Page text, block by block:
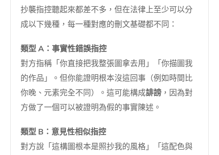
抄襲指控聽起來都差不多，但在法律上至少可以分
成以下幾種，每一種對應的刪文基礎都不同：
類型 A：事實性錯誤指控
對方指稱「你直接把我整張圖拿去用」「你描圖我
的作品」。但你能證明根本沒這回事（例如時間比
你晚、元素完全不同）。這可能構成誹謗 ，因為對
方做了一個可以被證明為假的事實陳述。
類型 B：意見性相似指控
對方說「這構圖根本是照抄我的風格」「這配色與